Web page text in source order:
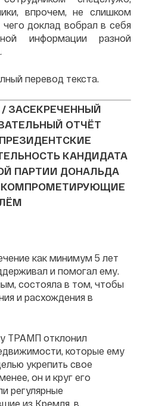
впрочем, не слишком
доклад вобрал в себя
информации разной
перевод текста.
ЗАСЕКРЕЧЕННЫЙ
ОТЧЁТ
ПРЕЗИДЕНТСКИЕ
КАНДИДАТА
ПАРТИИ ДОНАЛЬДА
КОМПРОМЕТИРУЮЩИЕ
как минимум 5 лет
и помогал ему.
состояла в том, чтобы
и расхождения в
ТРАМП отклонил
которые ему
укрепить свое
он и круг его
регулярные
из Кремля, в